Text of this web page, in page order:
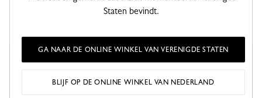
Staten bevindt.
GA NAAR DE ONLINE WINKEL VAN VERENIGDE STATEN
BLIJF OP DE ONLINE WINKEL VAN NEDERLAND